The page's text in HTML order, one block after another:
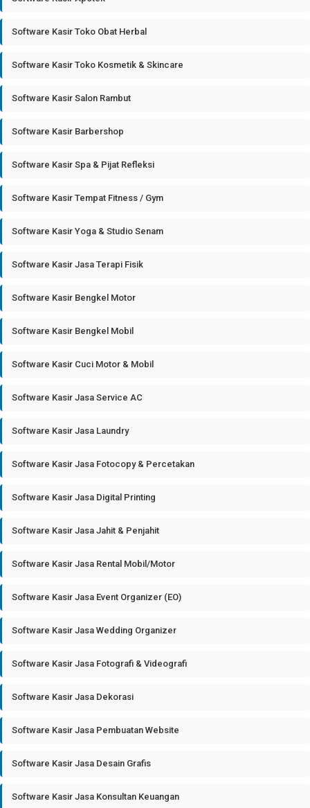
Software Kasir Toko Obat Herbal
Software Kasir Toko Kosmetik & Skincare
Software Kasir Salon Rambut
Software Kasir Barbershop
Software Kasir Spa & Pijat Refleksi
Software Kasir Tempat Fitness / Gym
Software Kasir Yoga & Studio Senam
Software Kasir Jasa Terapi Fisik
Software Kasir Bengkel Motor
Software Kasir Bengkel Mobil
Software Kasir Cuci Motor & Mobil
Software Kasir Jasa Service AC
Software Kasir Jasa Laundry
Software Kasir Jasa Fotocopy & Percetakan
Software Kasir Jasa Digital Printing
Software Kasir Jasa Jahit & Penjahit
Software Kasir Jasa Rental Mobil/Motor
Software Kasir Jasa Event Organizer (EO)
Software Kasir Jasa Wedding Organizer
Software Kasir Jasa Fotografi & Videografi
Software Kasir Jasa Dekorasi
Software Kasir Jasa Pembuatan Website
Software Kasir Jasa Desain Grafis
Software Kasir Jasa Konsultan Keuangan